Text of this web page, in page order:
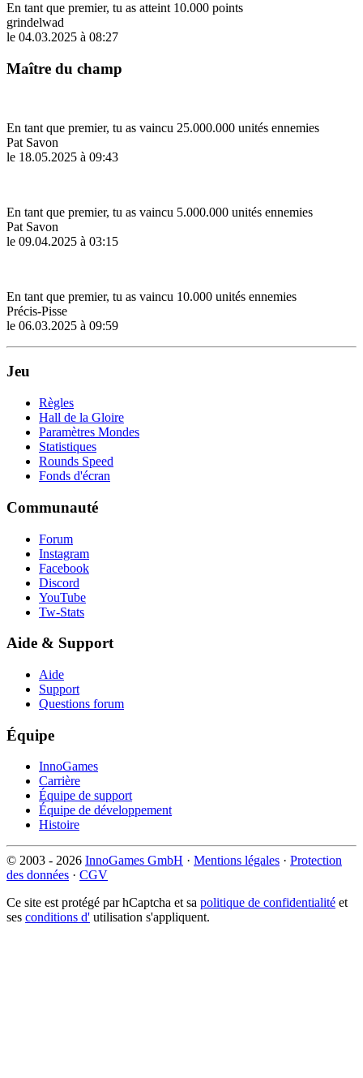
En tant que premier, tu as atteint 10.000 points
grindelwad
le 04.03.2025 à 08:27
Maître du champ
En tant que premier, tu as vaincu 25.000.000 unités ennemies
Pat Savon
le 18.05.2025 à 09:43
En tant que premier, tu as vaincu 5.000.000 unités ennemies
Pat Savon
le 09.04.2025 à 03:15
En tant que premier, tu as vaincu 10.000 unités ennemies
Précis-Pisse
le 06.03.2025 à 09:59
Jeu
Règles
Hall de la Gloire
Paramètres Mondes
Statistiques
Rounds Speed
Fonds d'écran
Communauté
Forum
Instagram
Facebook
Discord
YouTube
Tw-Stats
Aide & Support
Aide
Support
Questions forum
Équipe
InnoGames
Carrière
Équipe de support
Équipe de développement
Histoire
© 2003 - 2026 InnoGames GmbH · Mentions légales · Protection
des données · CGV
Ce site est protégé par hCaptcha et sa politique de confidentialité et
ses conditions d' utilisation s'appliquent.